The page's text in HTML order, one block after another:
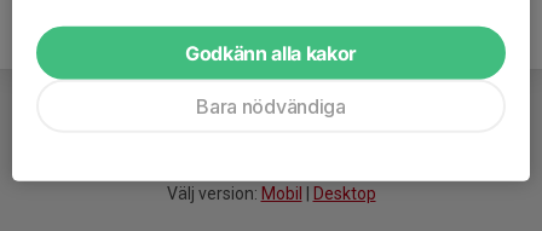
Välj version: Mobil Desktop
Godkänn alla kakor
Bara nödvändiga